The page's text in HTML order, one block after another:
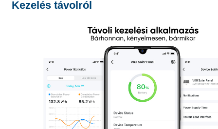
Kezelés távolról